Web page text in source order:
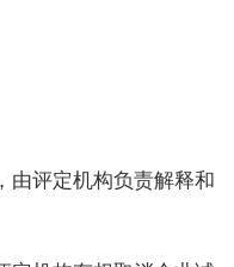
由评定机构负责解释和